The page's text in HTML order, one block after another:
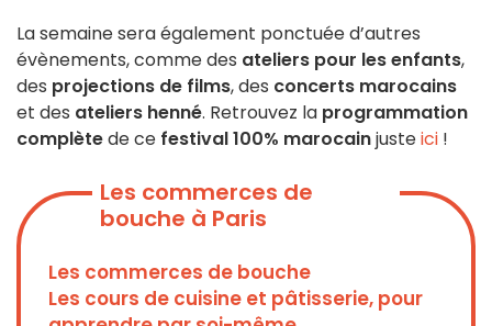
La semaine sera également ponctuée d’autres
évènements, comme des ateliers pour les enfants,
des projections de films, des concerts marocains
et des ateliers henné. Retrouvez la programmation
complètede ce festival 100% marocainjusteici !
Les commerces de
bouche à Paris
Les commerces de bouche
Les cours de cuisine et pâtisserie, pour